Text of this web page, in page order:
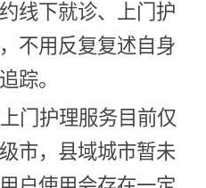
线下就诊、上门护
不用反复复述自身
踪。
门护理服务目前仅
市，县域城市暂未